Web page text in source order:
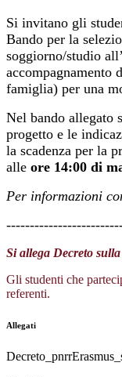
Si invitano gli
Bando per la
soggiorno/studio
accompagnamento
famiglia) per una
Nel bando allegato
progetto e le
la scadenza per la
alle ore 14:00 di
Per informazioni
Si allega Decreto
Gli studenti che
referenti.
Allegati